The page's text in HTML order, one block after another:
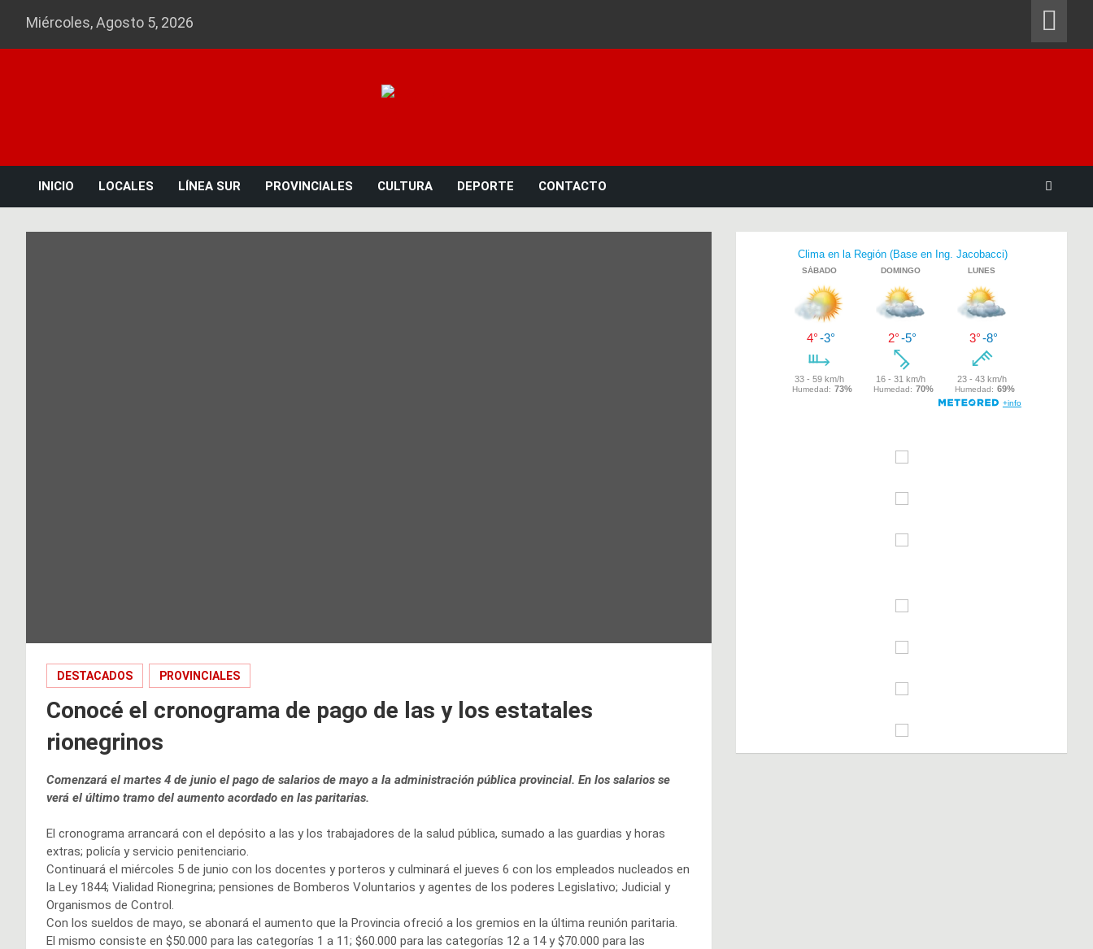
Miércoles, Agosto 5, 2026
INICIO LOCALES LÍNEA SUR PROVINCIALES CULTURA DEPORTE CONTACTO
DESTACADOS PROVINCIALES
Conocé el cronograma de pago de las y los estatales
rionegrinos
Comenzará el martes 4 de junio el pago de salarios de mayo a la administración pública provincial. En los salarios se
verá el último tramo del aumento acordado en las paritarias.
El cronograma arrancará con el depósito a las y los trabajadores de la salud pública, sumado a las guardias y horas
extras; policía y servicio penitenciario.
Continuará el miércoles 5 de junio con los docentes y porteros y culminará el jueves 6 con los empleados nucleados en
la Ley 1844; Vialidad Rionegrina; pensiones de Bomberos Voluntarios y agentes de los poderes Legislativo; Judicial y
Organismos de Control.
Con los sueldos de mayo, se abonará el aumento que la Provincia ofreció a los gremios en la última reunión paritaria.
El mismo consiste en $50.000 para las categorías 1 a 11; $60.000 para las categorías 12 a 14 y $70.000 para las